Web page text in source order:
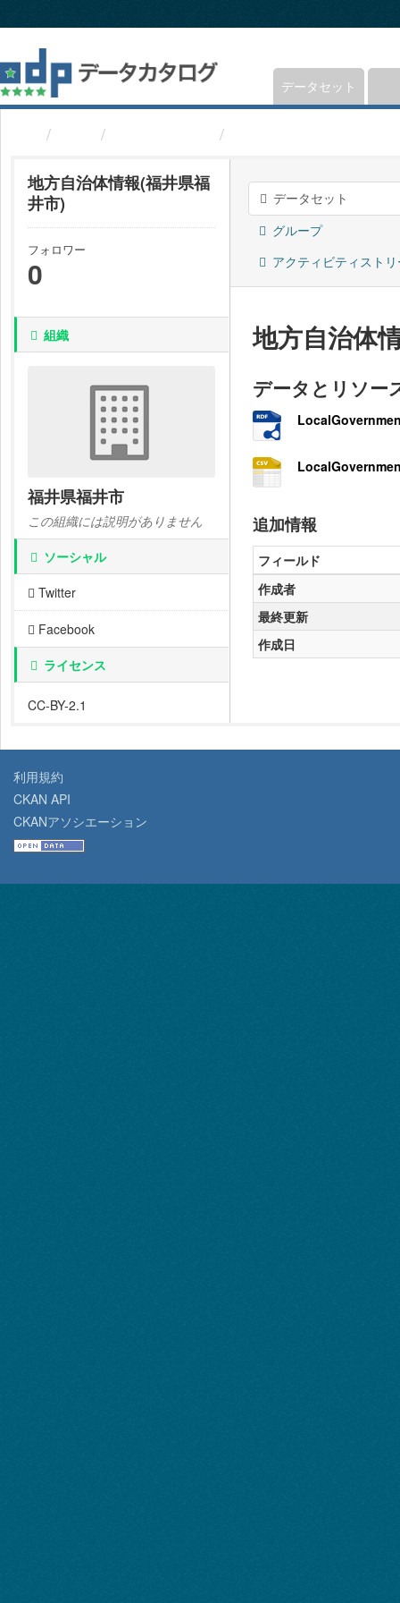
キ
プ
し
て
データセット
地方自治体情報(福井県福
井市)
フォロワー
0
組織
福井県福井市
この組織には説明がありません
ソーシャル
Twitter
Facebook
ライセンス
CC-BY-2.1
データセット
グループ
アクティビティスト
地方自治体
データとリソー
追加情報
フィールド
作成者
最終更新
作成日
利用規約
CKAN API
CKANアソシエーション